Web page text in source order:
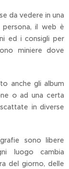
da vedere in una
il web è
ed i consigli per
miniere dove
anche gli album
o ad una certa
in diverse
sono libere
luogo cambia
del giorno, delle